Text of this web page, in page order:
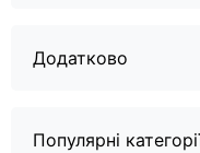
Додатково
Популярні